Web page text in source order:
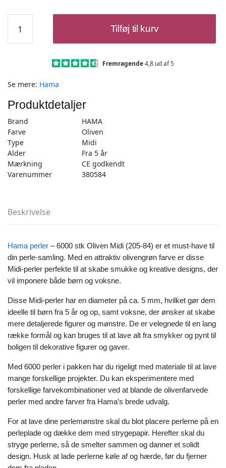
Perler
–
Midi
84)
antal
Tilføj til kurv
Fremragende4,8 ud af 5
Se mere: Hama
Produktdetaljer
Brand
HAMA
Farve
Oliven
Type
Midi
Alder
Fra 5 år
Mærkning
CE godkendt
Varenummer
380584
Beskrivelse
Hama perler – 6000 stk Oliven Midi (205-84) er et must-have til
din perle-samling. Med en attraktiv olivengrøn farve er disse
Midi-perler perfekte til at skabe smukke og kreative designs, der
vil imponere både børn og voksne.
Disse Midi-perler har en diameter på ca. 5 mm, hvilket gør dem
ideelle til børn fra 5 år og op, samt voksne, der ønsker at skabe
mere detaljerede figurer og mønstre. De er velegnede til en lang
række formål og kan bruges til at lave alt fra smykker og pynt til
boligen til dekorative figurer og gaver.
Med 6000 perler i pakken har du rigeligt med materiale til at lave
mange forskellige projekter. Du kan eksperimentere med
forskellige farvekombinationer ved at blande de olivenfarvede
perler med andre farver fra Hama’s brede udvalg.
For at lave dine perlemønstre skal du blot placere perlerne på en
perleplade og dække dem med strygepapir. Herefter skal du
stryge perlerne, så de smelter sammen og danner et solidt
design. Husk at lade perlerne køle af og hærde, før du fjerner